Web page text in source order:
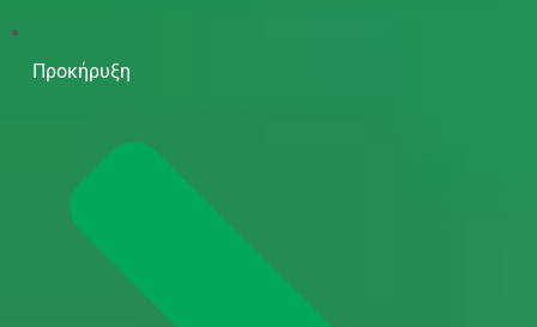
Προκήρυξη